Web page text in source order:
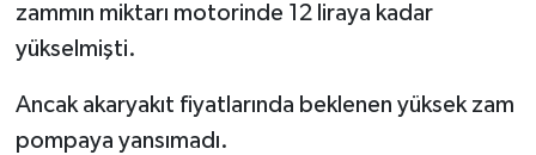
zammın miktarı motorinde 12 liraya kadar
yükselmişti.
Ancak akaryakıt fiyatlarında beklenen yüksek zam
pompaya yansımadı.